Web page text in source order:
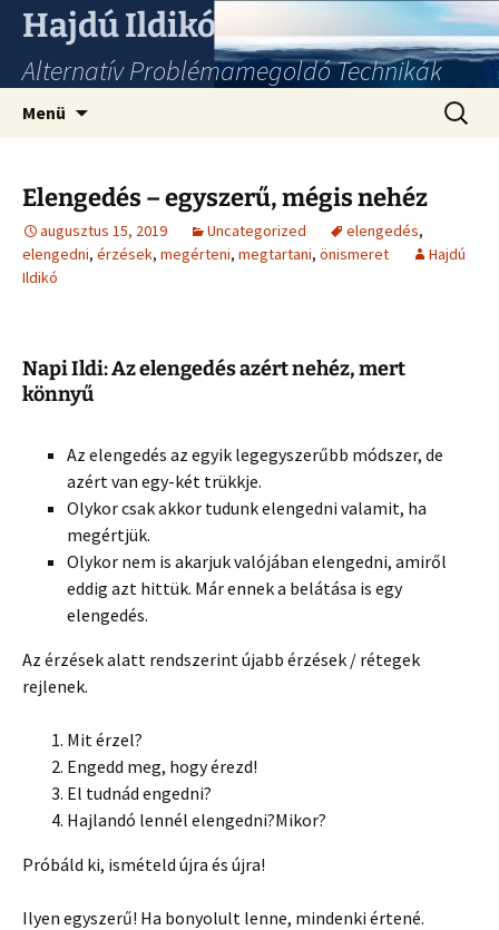
Hajdú Ildikó
Alternatív Problémamegoldó Technikák
Menü
Elengedés – egyszerű, mégis nehéz
augusztus 15, 2019 Uncategorized elengedés,
elengedni, érzések, megérteni, megtartani, önismeret
Hajdú
Ildikó
Napi Ildi: Az elengedés azért nehéz, mert
könnyű
Az elengedés az egyik legegyszerűbb módszer, de
azért van egy-két trükkje.
Olykor csak akkor tudunk elengedni valamit, ha
megértjük.
Olykor nem is akarjuk valójában elengedni, amiről
eddig azt hittük. Már ennek a belátása is egy
elengedés.
Az érzések alatt rendszerint újabb érzések / rétegek
rejlenek.
Mit érzel?
Engedd meg, hogy érezd!
El tudnád engedni?
Hajlandó lennél elengedni?Mikor?
Próbáld ki, ismételd újra és újra!
Ilyen egyszerű! Ha bonyolult lenne, mindenki értené.